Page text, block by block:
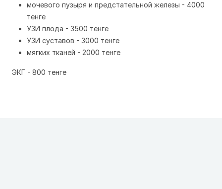
мочевого пузыря и предстательной железы - 4000
тенге
УЗИ плода - 3500 тенге
УЗИ суставов - 3000 тенге
мягких тканей - 2000 тенге
ЭКГ - 800 тенге